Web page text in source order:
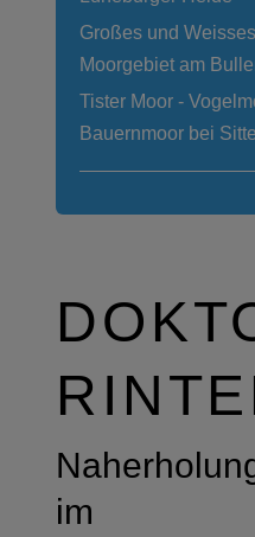
Großes und
Moorgebiet am
Tister Moor -
Bauernmoor bei
im